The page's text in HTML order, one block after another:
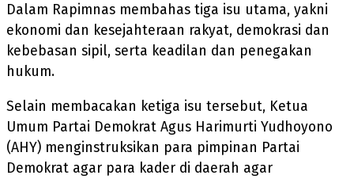
Dalam Rapimnas membahas tiga isu utama, yakni
ekonomi dan kesejahteraan rakyat, demokrasi dan
kebebasan sipil, serta keadilan dan penegakan
hukum.
Selain membacakan ketiga isu tersebut, Ketua
Umum Partai Demokrat Agus Harimurti Yudhoyono
(AHY) menginstruksikan para pimpinan Partai
Demokrat agar para kader di daerah agar